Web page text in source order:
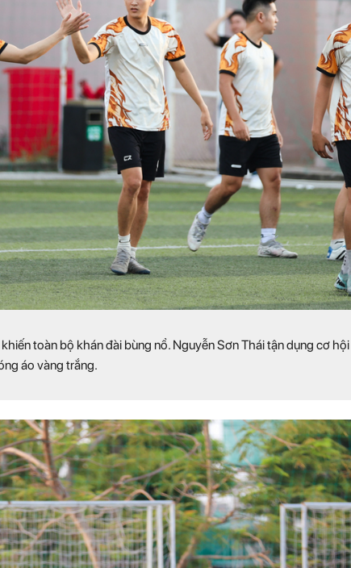
toàn bộ khán đài bùng nổ. Nguyễn Sơn Thái tận dụng cơ
áo vàng trắng.